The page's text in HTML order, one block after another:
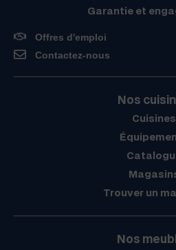
Garantie et
Offres d'emploi
Contactez-nous
Nos
Cuisines
Trouver un
Nos